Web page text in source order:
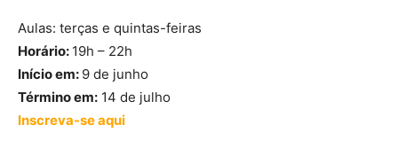
Aulas: terças e quintas-feiras
Horário: 19h – 22h
Início em: 9 de junho
Término em: 14 de julho
Inscreva-se aqui